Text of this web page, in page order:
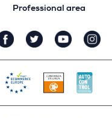
Professional area